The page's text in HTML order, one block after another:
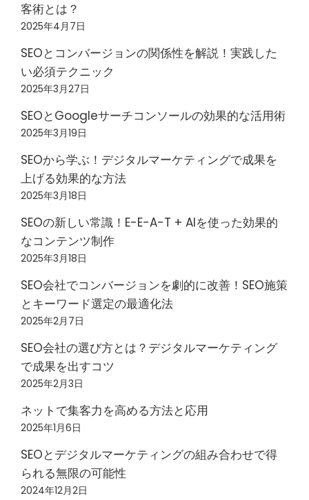
客術とは？
2025年4月7日
SEOとコンバージョンの関係性を解説！実践した
い必須テクニック
2025年3月27日
SEOとGoogleサーチコンソールの効果的な活用術
2025年3月19日
SEOから学ぶ！デジタルマーケティングで成果を
上げる効果的な方法
2025年3月18日
SEOの新しい常識！E-E-A-T + AIを使った効果的
なコンテンツ制作
2025年3月18日
SEO会社でコンバージョンを劇的に改善！SEO施策
とキーワード選定の最適化法
2025年2月7日
SEO会社の選び方とは？デジタルマーケティング
で成果を出すコツ
2025年2月3日
ネットで集客力を高める方法と応用
2025年1月6日
SEOとデジタルマーケティングの組み合わせで得
られる無限の可能性
2024年12月2日